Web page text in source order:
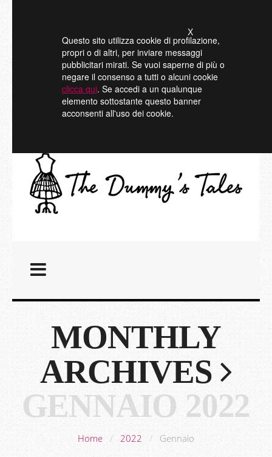
Questo sito utilizza cookie di profilazione,
propri o di altri, per inviare messaggi
pubblicitari mirati. Se vuoi saperne di più o
negare il consenso a tutti o alcuni cookie
clicca qui. Se accedi a un qualunque
elemento sottostante questo banner
acconsenti all'uso dei cookie.
X
MONTHLY
ARCHIVES
GENNAIO 2022
Home / 2022 / Gennaio